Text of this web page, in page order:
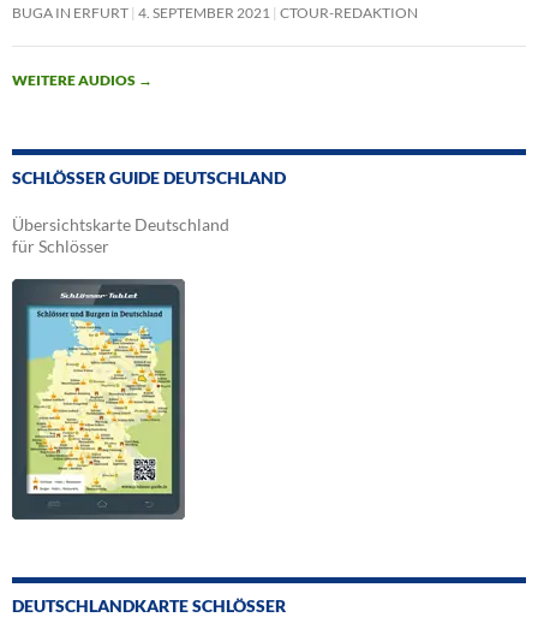
BUGA IN ERFURT 4. SEPTEMBER 2021 CTOUR-REDAKTION
WEITERE AUDIOS →
SCHLÖSSER GUIDE DEUTSCHLAND
Übersichtskarte Deutschland
für Schlösser
DEUTSCHLANDKARTE SCHLÖSSER